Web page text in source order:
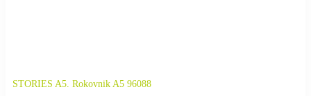
STORIES A5. Rokovnik A5 96088